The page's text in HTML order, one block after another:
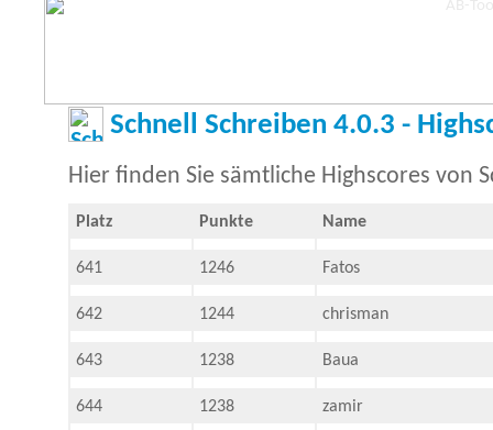
Schnell Schreiben 4.0.3 -
Hier finden Sie sämtliche Highscores von
Platz Punkte Name
641 1246 Fatos
642 1244 chrisman
643 1238 Baua
644 1238 zamir